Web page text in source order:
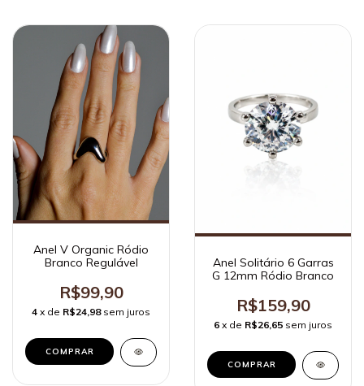
Anel V Organic Ródio
Branco Regulável
R$99,90
4 x de R$24,98 sem juros
Anel Solitário 6 Garras
G 12mm Ródio Branco
R$159,90
6 x de R$26,65 sem juros
COMPRAR